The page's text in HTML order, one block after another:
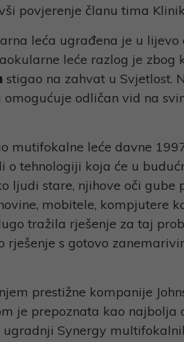
povjerenje članu tima
leća ugrađena je u lijevo
leće razlog je zbog
stigao na zahvat u Svjetlost.
odličan vid na
mutifokalne leće davne
o tehnologiji koja će u
ljudi stare, njihove oči gube
mobitele, kompjutere
tražila rješenje za taj
rješenje s gotovo
prestižne kompanije
je prepoznata kao
Synergy